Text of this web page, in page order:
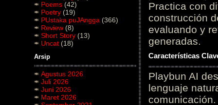
Poems (42)
Poetry (19)
PUstaka puJAngga (366)
Review (8)
Short Story (13)
Uncat (18)
Arsip
Agustus 2026
Juli 2026
Juni 2026
Maret 2026
Practica con
construcción
evaluando y
generadas.
Características
Playbun AI
lenguaje
comunicación.